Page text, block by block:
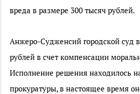
вреда в размере 300 тысяч рублей.
Анжеро-Судженсий городской суд
рублей в счет компенсации
Исполнение решения находилось
прокуратуры, в настоящее время